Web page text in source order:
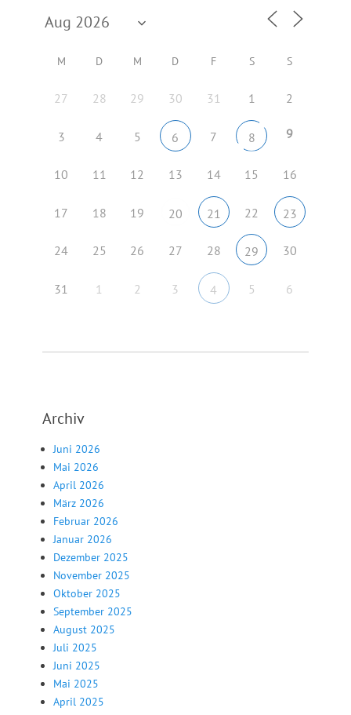
M D M D F S S
27 28 29 30 31 1 2
3 4 5 6 7 8 9
10 11 12 13 14 15 16
17 18 19 20 21 22 23
24 25 26 27 28 29 30
31 1 2 3 4 5 6
Archiv
Juni 2026
Mai 2026
April 2026
März 2026
Februar 2026
Januar 2026
Dezember 2025
November 2025
Oktober 2025
September 2025
August 2025
Juli 2025
Juni 2025
Mai 2025
April 2025